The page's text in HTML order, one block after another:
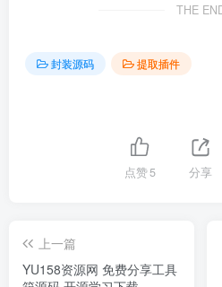
THE
封装源码 提取插件
点赞5 分享
上一篇
YU158资源网 免费分享工具